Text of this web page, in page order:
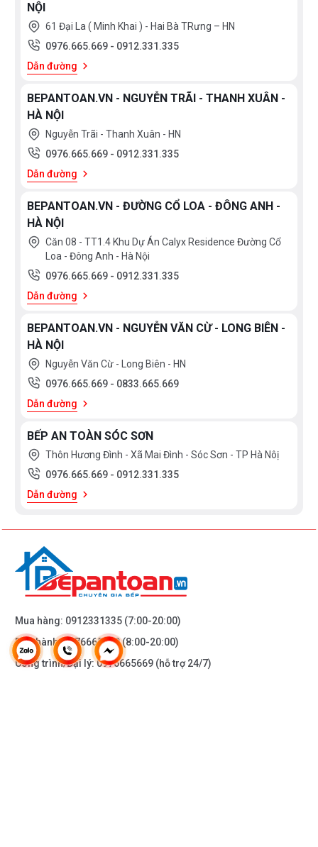
NỘI
61 Đại La ( Minh Khai ) - Hai Bà TRưng – HN
0976.665.669 - 0912.331.335
Dẫn đường
BEPANTOAN.VN - NGUYỄN TRÃI - THANH XUÂN -
HÀ NỘI
Nguyễn Trãi - Thanh Xuân - HN
0976.665.669 - 0912.331.335
Dẫn đường
BEPANTOAN.VN - ĐƯỜNG CỔ LOA - ĐÔNG ANH -
HÀ NỘI
Căn 08 - TT1.4 Khu Dự Án Calyx Residence Đường Cổ
Loa - Đông Anh - Hà Nội
0976.665.669 - 0912.331.335
Dẫn đường
BEPANTOAN.VN - NGUYỄN VĂN CỪ - LONG BIÊN -
HÀ NỘI
Nguyễn Văn Cừ - Long Biên - HN
0976.665.669 - 0833.665.669
Dẫn đường
BẾP AN TOÀN SÓC SƠN
Thôn Hương Đình - Xã Mai Đình - Sóc Sơn - TP Hà Nôị
0976.665.669 - 0912.331.335
Dẫn đường
Mua hàng: 0912331335 (7:00-20:00)
Bảo hành:0976665669(8:00-20:00)
Công trình/Đại lý:0976665669 (hỗ trợ 24/7)